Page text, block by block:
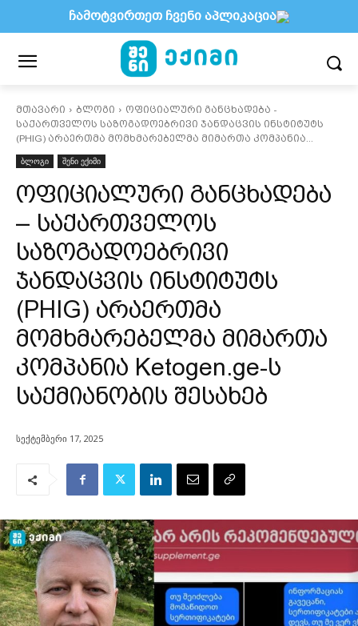
მთავარი ბლოგი
ოფიციალური განცხადება -
საქართველოს საზოგადოებრივი ჯანდაცვის ინსტიტუტს
(PHIG) არაერთმა მომხმარებელმა მიმართა კომპანია...
ბლოგი
შენი ექიმი
ოფიციალური განცხადება
– საქართველოს
საზოგადოებრივი
ჯანდაცვის ინსტიტუტს
(PHIG) არაერთმა
მომხმარებელმა მიმართა
კომპანია Ketogen.ge-ს
საქმიანობის შესახებ
სექტემბერი 17, 2025
ჩამოტვირთეთ ჩვენი აპლიკაცია